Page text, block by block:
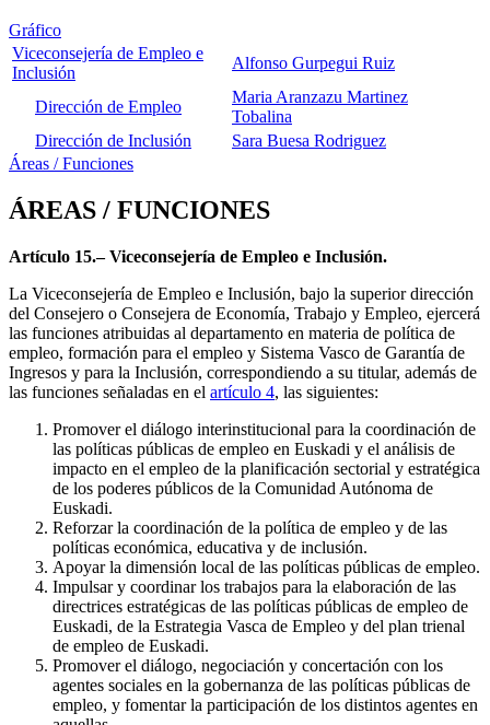
Gráfico
Viceconsejería de Empleo e
Inclusión
Alfonso Gurpegui Ruiz
Dirección de Empleo
Maria Aranzazu Martinez
Tobalina
Dirección de Inclusión
Sara Buesa Rodriguez
Áreas / Funciones
ÁREAS / FUNCIONES
Artículo 15.– Viceconsejería de Empleo e Inclusión.
La Viceconsejería de Empleo e Inclusión, bajo la superior dirección
del Consejero o Consejera de Economía, Trabajo y Empleo, ejercerá
las funciones atribuidas al departamento en materia de política de
empleo, formación para el empleo y Sistema Vasco de Garantía de
Ingresos y para la Inclusión, correspondiendo a su titular, además de
las funciones señaladas en el artículo 4, las siguientes:
Promover el diálogo interinstitucional para la coordinación de
las políticas públicas de empleo en Euskadi y el análisis de
impacto en el empleo de la planificación sectorial y estratégica
de los poderes públicos de la Comunidad Autónoma de
Euskadi.
Reforzar la coordinación de la política de empleo y de las
políticas económica, educativa y de inclusión.
Apoyar la dimensión local de las políticas públicas de empleo.
Impulsar y coordinar los trabajos para la elaboración de las
directrices estratégicas de las políticas públicas de empleo de
Euskadi, de la Estrategia Vasca de Empleo y del plan trienal
de empleo de Euskadi.
Promover el diálogo, negociación y concertación con los
agentes sociales en la gobernanza de las políticas públicas de
empleo, y fomentar la participación de los distintos agentes en